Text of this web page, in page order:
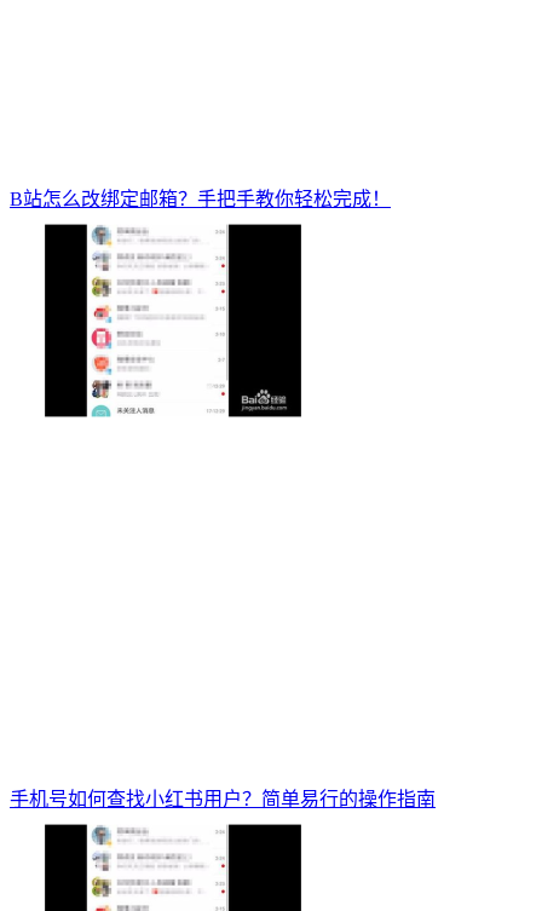
B站怎么改绑定邮箱？手把手教你轻松完成！
手机号如何查找小红书用户？简单易行的操作指南